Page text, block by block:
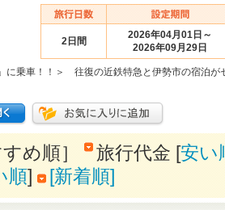
2日間
2026年04月01日～
2026年09月29日
に乗車！！＞ 往復の近鉄特急と伊勢市の宿泊が
め順］ 旅行代金 [安い
順] [新着順]